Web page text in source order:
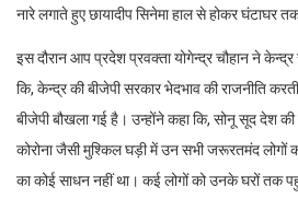
नारे लगाते हुए छायादीप सिनेमा हाल से होकर घंटाघर
इस दौरान आप प्रदेश प्रवक्ता योगेन्द्र चौहान ने
कि, केन्द्र की बीजेपी सरकार भेदभाव की राजनीति
बीजेपी बौखला गई है। उन्होंने कहा कि, सोनू सूद देश
कोरोना जैसी मुश्किल घड़ी में उन सभी जरूरतमंद लोगों
का कोई साधन नहीं था। कई लोगों को उनके घरों तक